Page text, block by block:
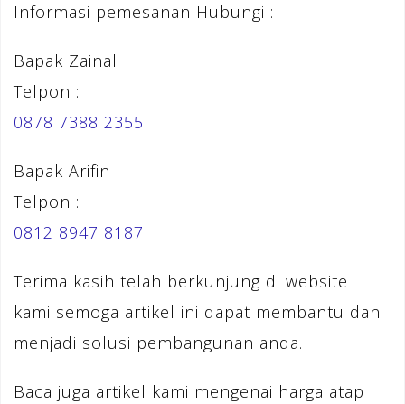
Informasi pemesanan Hubungi :
Bapak Zainal
Telpon :
0878 7388 2355
Bapak Arifin
Telpon :
0812 8947 8187
Terima kasih telah berkunjung di website
kami semoga artikel ini dapat membantu dan
menjadi solusi pembangunan anda.
Baca juga artikel kami mengenai harga atap